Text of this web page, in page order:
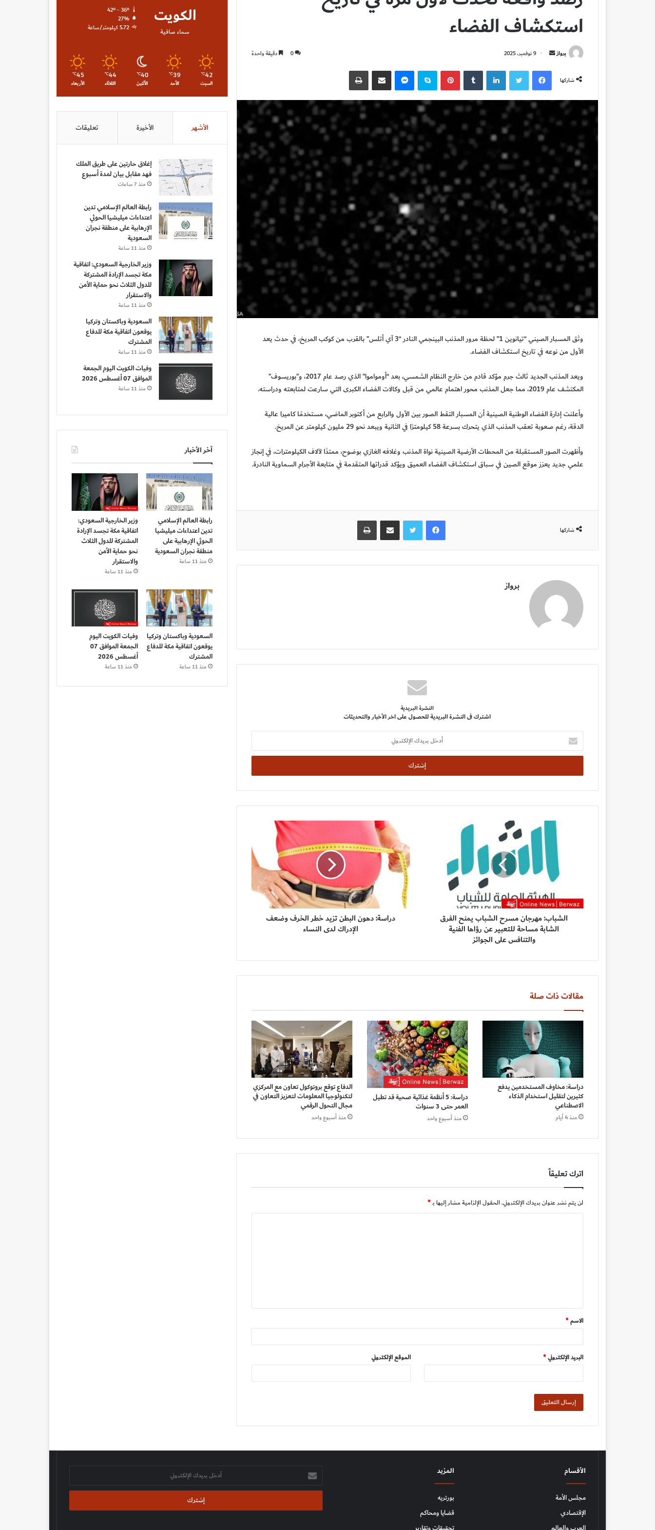
استكشاف الفضاء
برواز
أرسل
إلكترونيا
9 نوفمبر، 2025 0 دقيقة واحدة
شاركها
فيسبوكتويتر لينكدإن ‏Tumblr بينتيريستسكايب ماسنجر مشاركة عبر البريد طباعة
وثق المسبار الصيني “تيانوين 1” لحظة مرور المذنب البينجمي النادر “3 آي أتلس” بالقرب من كوكب المريخ، في حدث يعد
الأول من نوعه في تاريخ استكشاف الفضاء.
ويعد المذنب الجديد ثالث جرم مؤكد قادم من خارج النظام الشمسي، بعد “أومواموا” الذي رصد عام 2017، و”بوريسوف”
المكتشف عام 2019، مما جعل المذنب محور اهتمام عالمي من قبل وكالات الفضاء الكبرى التي سارعت لمتابعته ودراسته.
وأعلنت إدارة الفضاء الوطنية الصينية أن المسبار التقط الصور بين الأول والرابع من أكتوبر الماضي، مستخدمًا كاميرا عالية
الدقة، رغم صعوبة تعقب المذنب الذي يتحرك بسرعة 58 كيلومترًا في الثانية ويبعد نحو 29 مليون كيلومتر عن المريخ.
وأظهرت الصور المستقبلة من المحطات الأرضية الصينية نواة المذنب وغلافه الغازي بوضوح، ممتدًا لآلاف الكيلومترات، في إنجاز
علمي جديد يعزز موقع الصين في سباق استكشاف الفضاء العميق ويؤكد قدراتها المتقدمة في متابعة الأجرام السماوية النادرة.
شاركها
فيسبوكتويتر مشاركة عبر البريد طباعة
برواز
النشرة البريدية
اشترك فى النشرة البريدية للحصول على اخر الأخبار والتحديثات
أدخل
بريدك
الإلكتروني
الشباب: مهرجان مسرح الشباب يمنح الفرق
الشابة مساحة للتعبير عن رؤاها الفنية
والتنافس على الجوائز
دراسة: دهون البطن تزيد خطر الخرف وضعف
الإدراك لدى النساء
مقالات ذات صلة
دراسة: مخاوف المستخدمين يدفع
كثيرين لتقليل استخدام الذكاء
الاصطناعي
منذ 4 أيام
دراسة: 5 أنظمة غذائية صحية قد تطيل
العمر حتى 3 سنوات
منذ أسبوع واحد
الدفاع توقع بروتوكول تعاون مع المركزي
لتكنولوجيا المعلومات لتعزيز التعاون في
مجال التحول الرقمي
منذ أسبوع واحد
اترك تعليقاً
لن يتم نشر عنوان بريدك الإلكتروني.الحقول الإلزامية مشار إليها بـ*
ق
*
الاسم*
البريد الإلكتروني* الموقع الإلكتروني
الكويت
سماء صافية
42º - 36º
27%
5.72 كيلومتر/ساعة
42
℃
السبت
39
℃
الأحد
40
℃
الأثنين
44
℃
الثلاثاء
45
℃
الأربعاء
الأشهر الأخيرة تعليقات
إغلاق حارتين على طريق الملك
فهد مقابل بيان لمدة أسبوع
منذ 7 ساعات
رابطة العالم الإسلامي تدين
اعتداءات ميليشيا الحوثي
الإرهابية على منطقة نجران
السعودية
منذ 11 ساعة
وزير الخارجية السعودي: اتفاقية
مكة تجسد الإرادة المشتركة
للدول الثلاث نحو حماية الأمن
والاستقرار
منذ 11 ساعة
السعودية وباكستان وتركيا
يوقعون اتفاقية مكة للدفاع
المشترك
منذ 11 ساعة
وفيات الكويت اليوم الجمعة
الموافق 07 أغسطس 2026
منذ 11 ساعة
آخر الأخبار
رابطة العالم الإسلامي
تدين اعتداءات ميليشيا
الحوثي الإرهابية على
منطقة نجران السعودية
منذ 11 ساعة
وزير الخارجية السعودي:
اتفاقية مكة تجسد الإرادة
المشتركة للدول الثلاث
نحو حماية الأمن
والاستقرار
منذ 11 ساعة
السعودية وباكستان وتركيا
يوقعون اتفاقية مكة للدفاع
المشترك
منذ 11 ساعة
وفيات الكويت اليوم
الجمعة الموافق 07
أغسطس 2026
منذ 11 ساعة
الأقسام
مجلس الأمة
الإقتصادي
المزيد
بورتريه
قضايا ومحاكم
أدخل
بريدك
الإلكتروني